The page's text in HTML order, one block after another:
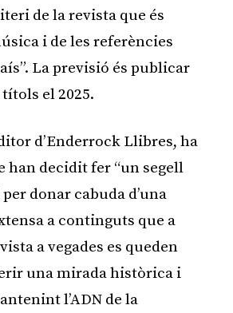
de la revista que és
i de les referències
La previsió és publicar
el 2025.
d’Enderrock Llibres, ha
han decidit fer “un segell
donar cabuda d’una
a continguts que a
a vegades es queden
una mirada històrica i
l’ADN de la